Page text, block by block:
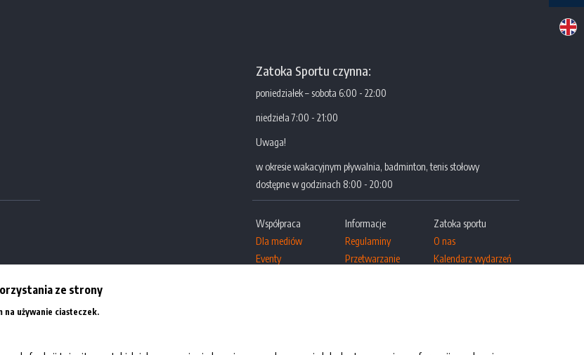
Zatoka Sportu czynna:
poniedziałek – sobota 6:00 - 22:00
niedziela 7:00 - 21:00
Uwaga!
w okresie wakacyjnym pływalnia, badminton, tenis stołowy
dostępne w godzinach 8:00 - 20:00
Współpraca
Dla mediów
Eventy
Informacje
Regulaminy
Przetwarzanie
Zatoka sportu
O nas
Kalendarz wydarzeń
ze strony
na używanie ciasteczek.